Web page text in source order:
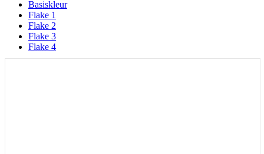
Basiskleur
Flake 1
Flake 2
Flake 3
Flake 4